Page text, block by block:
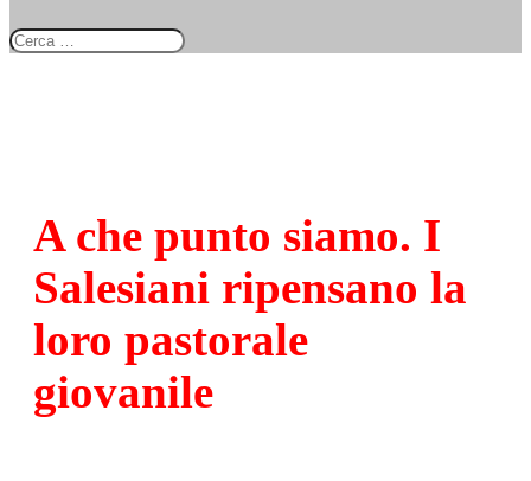
A che punto siamo. I
Salesiani ripensano la
loro pastorale
giovanile